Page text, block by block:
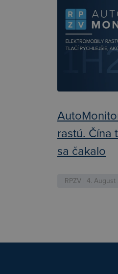
rastú. Čína
sa čakalo
RPZV | 4.